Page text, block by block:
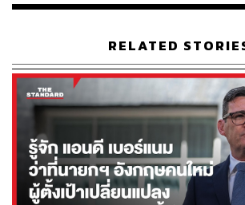
ขณะที่ เจฟฟ์ ไซอันท์ ผู้ประสานงานเรื่องโค
ขาวของสหรัฐฯ ระบุว่า “โมลนูพิราเวียร์เ
ทางเลือกที่มีประสิทธิภาพในการปกป้อง
เลวร้ายจากโควิด แต่อย่างไรก็ตาม การ
จุดที่ห่างไกลกว่านั้นมาก นี่ยังคงเป็นวิธีกา
ต่อสู้กับโควิด”
นอกจาก Merck & Co ที่กำลังทดสอบแล
RELATED